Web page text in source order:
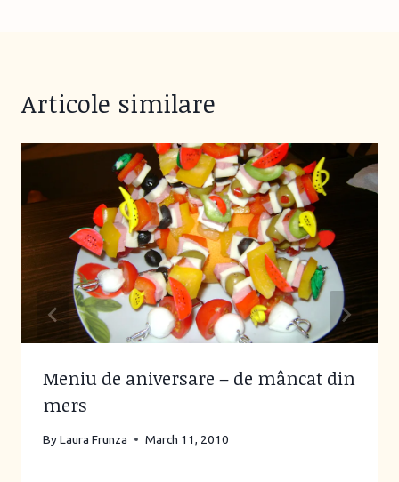
Articole similare
Meniu de aniversare – de mâncat din
mers
ByLaura Frunza March 11, 2010